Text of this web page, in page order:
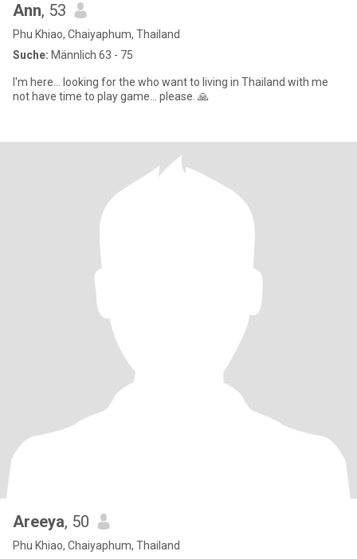
Ann, 53
Phu Khiao, Chaiyaphum, Thailand
Suche: Männlich 63 - 75
I'm here... looking for the who want to living in Thailand with me
not have time to play game... please. 🙏
Areeya, 50
Phu Khiao, Chaiyaphum, Thailand